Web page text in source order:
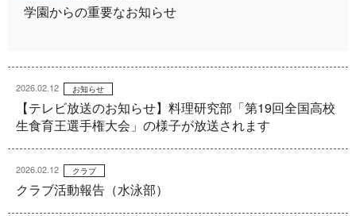
学園からの重要なお知らせ
2026.02.12 お知らせ
【テレビ放送のお知らせ】料理研究部「第19回全国高校
生食育王選手権大会」の様子が放送されます
2026.02.12 クラブ
クラブ活動報告（水泳部）